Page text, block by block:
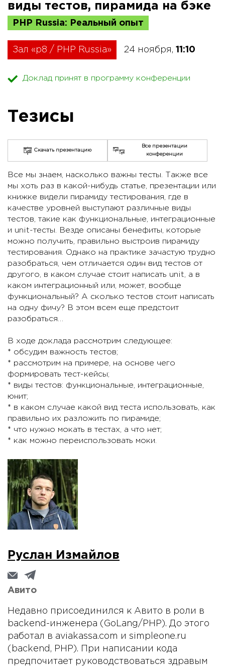
виды тестов, пирамида на бэке
PHP Russia: Реальный опыт
Зал «p8 / PHP Russia» 24 ноября, 11:10
Доклад принят в программу конференции
Тезисы
Скачать презентацию
Все презентации
конференции
Все мы знаем, насколько важны тесты. Также все
мы хоть раз в какой-нибудь статье, презентации или
книжке видели пирамиду тестирования, где в
качестве уровней выступают различные виды
тестов, такие как функциональные, интеграционные
и unit-тесты. Везде описаны бенефиты, которые
можно получить, правильно выстроив пирамиду
тестирования. Однако на практике зачастую трудно
разобраться, чем отличается один вид тестов от
другого, в каком случае стоит написать unit, а в
каком интеграционный или, может, вообще
функциональный? А сколько тестов стоит написать
на одну фичу? В этом всем еще предстоит
разобраться…
В ходе доклада рассмотрим следующее:
* обсудим важность тестов;
* рассмотрим на примере, на основе чего
формировать тест-кейсы;
* виды тестов: функциональные, интеграционные,
юнит;
* в каком случае какой вид теста использовать, как
правильно их разложить по пирамиде;
* что нужно мокать в тестах, а что нет;
* как можно переиспользовать моки.
Руслан Измайлов
Авито
Недавно присоединился к Авито в роли в
backend-инженера (GoLang/PHP). До этого
работал в aviakassa.com и simpleone.ru
(backend, PHP). При написании кода
предпочитает руководствоваться здравым